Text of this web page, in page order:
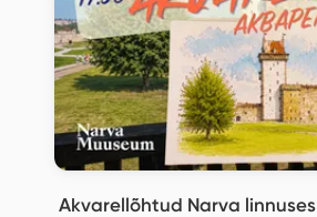
Akvarellõhtud Narva linnuses